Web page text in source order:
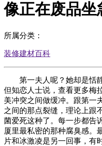
像正在废品坐
所属分类：
装修建材百科
第一夫人呢？她却是恬静
但知恋人士说，查看更多梅
美冲突之间做缓冲。跟第一
之间的那点裂缝，理论上跟
菌爱死这种了。每一步都告
厦里最私密的那种腐臭感。
片和冰激凌是另一回事，有